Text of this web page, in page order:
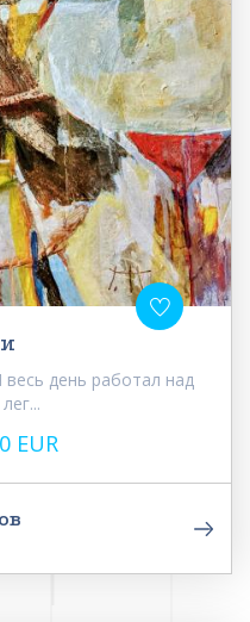
день работал над
EUR